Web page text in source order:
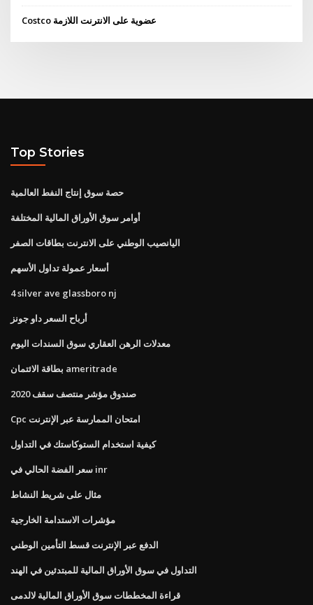
Costco عضوية على الانترنت اللازمة
Top Stories
حصة سوق إنتاج النفط العالمية
أوامر سوق الأوراق المالية المختلفة
اليانصيب الوطني على الانترنت بطاقات الصفر
أسعار عمولة تداول الأسهم
4 silver ave glassboro nj
أرباح السعر داو جونز
معدلات الرهن العقاري سوق السندات اليوم
بطاقة الائتمان ameritrade
صندوق مؤشر منتصف سقف 2020
Cpc امتحان الممارسة عبر الإنترنت
كيفية استخدام الستوكاستك في التداول
سعر الفضة الحالي في inr
مثال على شريط النشاط
مؤشرات الاستدامة الخارجية
الدفع عبر الإنترنت قسط التأمين الوطني
التداول في سوق الأوراق المالية للمبتدئين في الهند
قراءة المخططات سوق الأوراق المالية لالدمى